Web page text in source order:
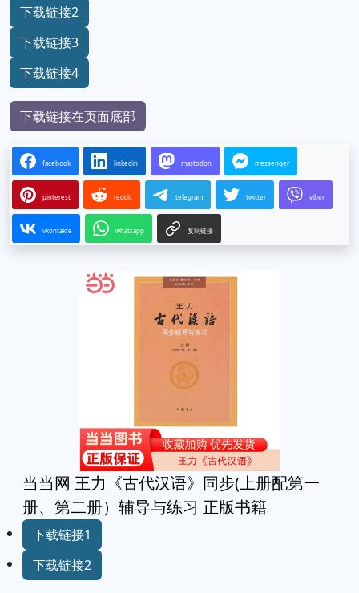
下载链接2
下载链接3
下载链接4
下载链接在页面底部
facebook linkedin mastodon messenger
pinterest reddit telegram twitter viber
vkontakte whatsapp 复制链接
当当网 王力《古代汉语》同步(上册配第一
册、第二册）辅导与练习 正版书籍
下载链接1
下载链接2